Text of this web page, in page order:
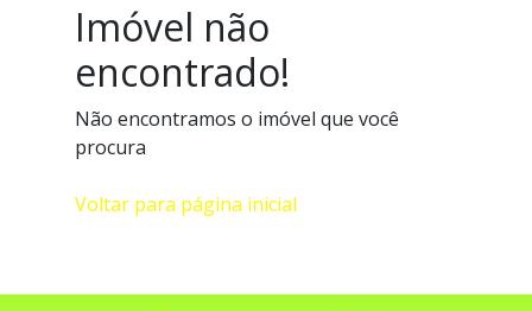
Imóvel não
encontrado!
Não encontramos o imóvel que você
procura
Voltar para página inicial